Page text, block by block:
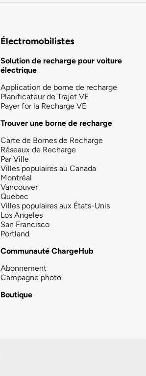
Électromobilistes
Solution de recharge pour voiture
électrique
Application de borne de recharge
Planificateur de Trajet VE
Payer for la Recharge VE
Trouver une borne de recharge
Carte de Bornes de Recharge
Réseaux de Recharge
Par Ville
Villes populaires au Canada
Montréal
Vancouver
Québec
Villes populaires aux États-Unis
Los Angeles
San Francisco
Portland
Communauté ChargeHub
Abonnement
Campagne photo
Boutique